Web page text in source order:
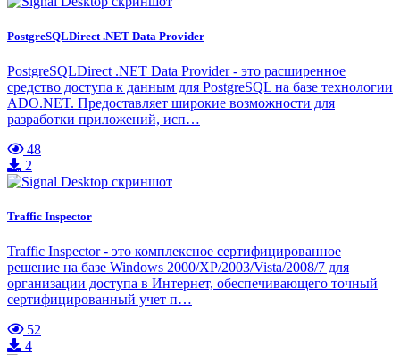
PostgreSQLDirect .NET Data Provider
PostgreSQLDirect .NET Data Provider - это расширенное
средство доступа к данным для PostgreSQL на базе технологии
ADO.NET. Предоставляет широкие возможности для
разработки приложений, исп…
48
2
Traffic Inspector
Traffic Inspector - это комплексное сертифицированное
решение на базе Windows 2000/XP/2003/Vista/2008/7 для
организации доступа в Интернет, обеспечивающего точный
сертифицированный учет п…
52
4